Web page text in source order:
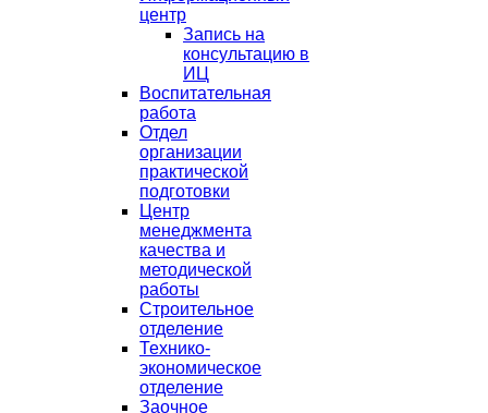
центр
Запись на
консультацию в
ИЦ
Воспитательная
работа
Отдел
организации
практической
подготовки
Центр
менеджмента
качества и
методической
работы
Строительное
отделение
Технико-
экономическое
отделение
Заочное